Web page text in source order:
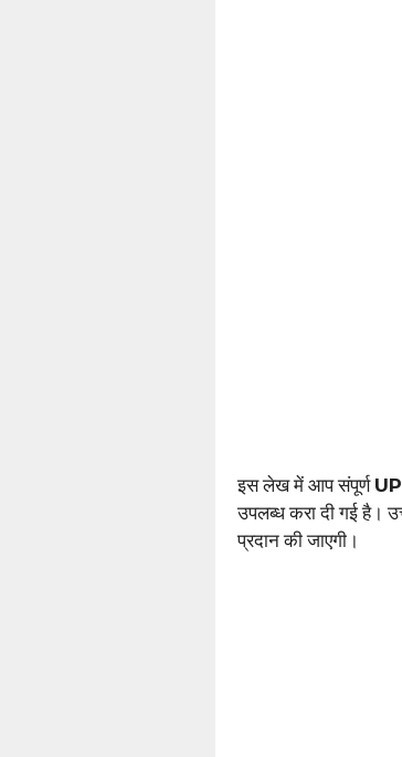
इस लेख में आप संपूर्ण
उपलब्ध करा दी गई है।
प्रदान की जाएगी।